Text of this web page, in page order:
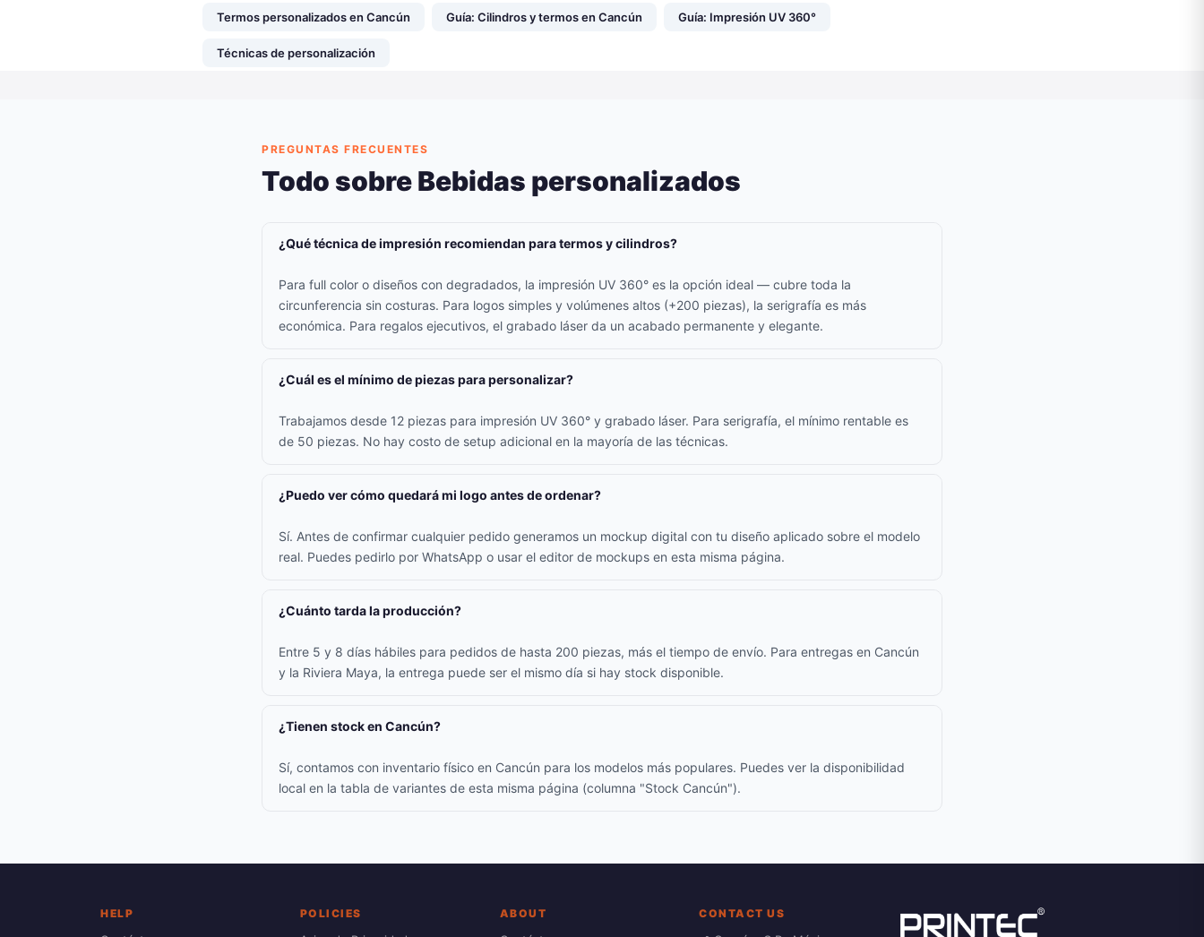
Termos personalizados en Cancún Guía: Cilindros y termos en Cancún Guía: Impresión UV 360°
Técnicas de personalización
PREGUNTAS FRECUENTES
Todo sobre Bebidas personalizados
¿Qué técnica de impresión recomiendan para termos y cilindros?
Para full color o diseños con degradados, la impresión UV 360° es la opción ideal — cubre toda la
circunferencia sin costuras. Para logos simples y volúmenes altos (+200 piezas), la serigrafía es más
económica. Para regalos ejecutivos, el grabado láser da un acabado permanente y elegante.
¿Cuál es el mínimo de piezas para personalizar?
Trabajamos desde 12 piezas para impresión UV 360° y grabado láser. Para serigrafía, el mínimo rentable es
de 50 piezas. No hay costo de setup adicional en la mayoría de las técnicas.
¿Puedo ver cómo quedará mi logo antes de ordenar?
Sí. Antes de confirmar cualquier pedido generamos un mockup digital con tu diseño aplicado sobre el modelo
real. Puedes pedirlo por WhatsApp o usar el editor de mockups en esta misma página.
¿Cuánto tarda la producción?
Entre 5 y 8 días hábiles para pedidos de hasta 200 piezas, más el tiempo de envío. Para entregas en Cancún
y la Riviera Maya, la entrega puede ser el mismo día si hay stock disponible.
¿Tienen stock en Cancún?
Sí, contamos con inventario físico en Cancún para los modelos más populares. Puedes ver la disponibilidad
local en la tabla de variantes de esta misma página (columna "Stock Cancún").
HELP POLICIES ABOUT CONTACT US